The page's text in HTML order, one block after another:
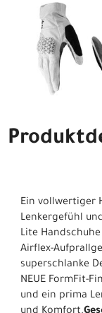
Ein vollwertiger
Lenkergefühl
Lite
Airflex-
superschlanke
NEUE FormFit-
und ein prima